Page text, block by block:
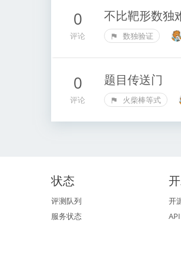
0
评论
不比靶形数独
数独验证
0
评论
题目传送门
火柴棒等式
状态
评测队列
服务状态
开
API